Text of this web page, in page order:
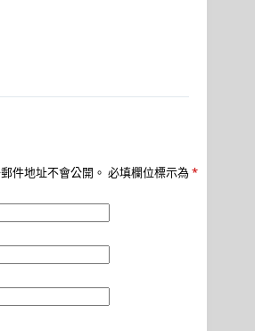
件地址不會公開。 必填欄位標示為 *